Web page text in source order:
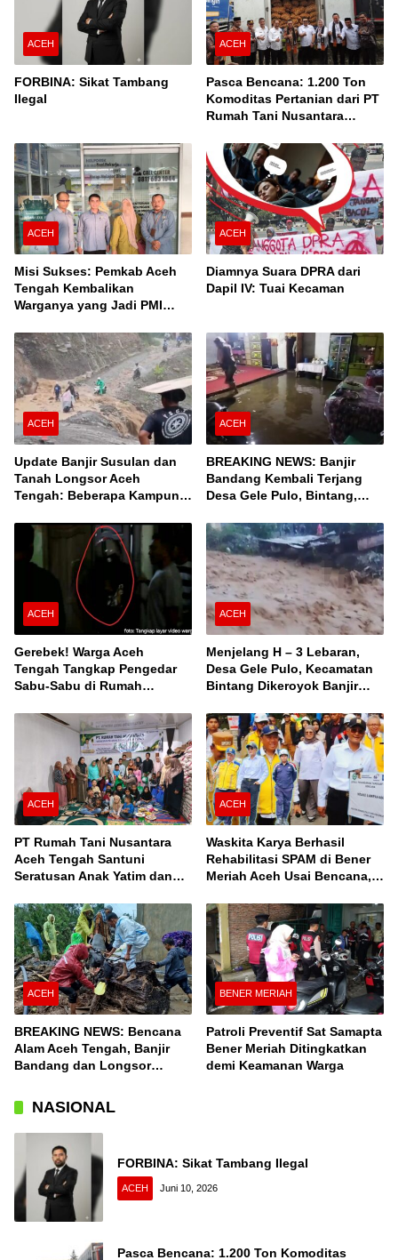
ACEH
FORBINA: Sikat Tambang
Ilegal
ACEH
Pasca Bencana: 1.200 Ton
Komoditas Pertanian dari PT
Rumah Tani Nusantara
Pasar Nasional
ACEH
Misi Sukses: Pemkab Aceh
Tengah Kembalikan
Warganya yang Jadi PMI
ACEH
Diamnya Suara DPRA dari
Dapil IV: Tuai Kecaman
ACEH
Update Banjir Susulan dan
Tanah Longsor Aceh
Tengah: Beberapa Kampung
ACEH
BREAKING NEWS: Banjir
Bandang Kembali Terjang
Desa Gele Pulo, Bintang,
ACEH
Gerebek! Warga Aceh
Tengah Tangkap Pengedar
Sabu-Sabu di Rumah
ACEH
Menjelang H – 3 Lebaran,
Desa Gele Pulo, Kecamatan
Bintang Dikeroyok Banjir
ACEH
PT Rumah Tani Nusantara
Aceh Tengah Santuni
Seratusan Anak Yatim dan
Puasa Bersama
ACEH
Waskita Karya Berhasil
Rehabilitasi SPAM di Bener
Meriah Aceh Usai Bencana,
Air Bagi 3.000 KK
ACEH
BREAKING NEWS: Bencana
Alam Aceh Tengah, Banjir
Bandang dan Longsor
Bintang
BENER MERIAH
Patroli Preventif Sat Samapta
Bener Meriah Ditingkatkan
demi Keamanan Warga
NASIONAL
FORBINA: Sikat Tambang Ilegal
ACEH Juni 10, 2026
Pasca Bencana: 1.200 Ton Komoditas